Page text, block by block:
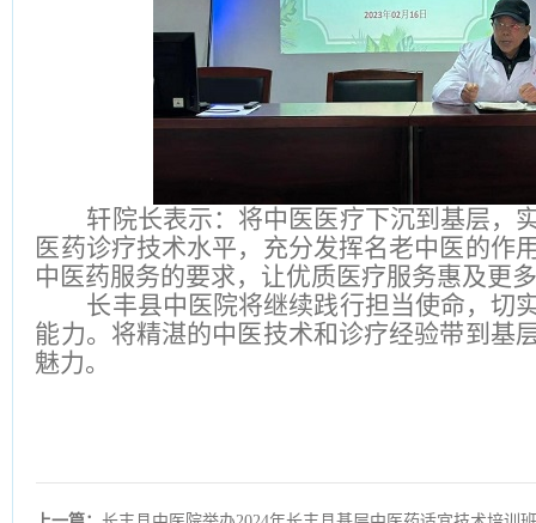
轩院长表示：将中医医疗下沉到基层，
医药诊疗技术水平，充分发挥名老中医的作
中医药服务的要求，让优质医疗服务惠及更
长丰县中医院将继续践行担当使命，切
能力。将精湛的中医技术和诊疗经验带到基
魅力。